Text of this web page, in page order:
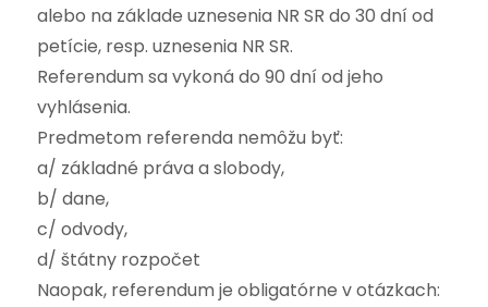
alebo na základe uznesenia NR SR do 30 dní od
petície, resp. uznesenia NR SR.
Referendum sa vykoná do 90 dní od jeho
vyhlásenia.
Predmetom referenda nemôžu byť:
a/ základné práva a slobody,
b/ dane,
c/ odvody,
d/ štátny rozpočet
Naopak, referendum je obligatórne v otázkach: